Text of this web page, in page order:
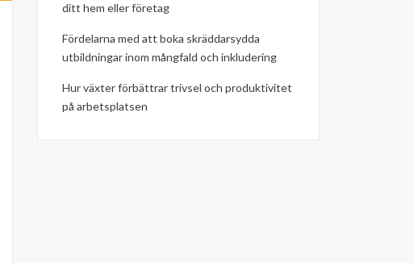
ditt hem eller företag
Fördelarna med att boka skräddarsydda
utbildningar inom mångfald och inkludering
Hur växter förbättrar trivsel och produktivitet
på arbetsplatsen